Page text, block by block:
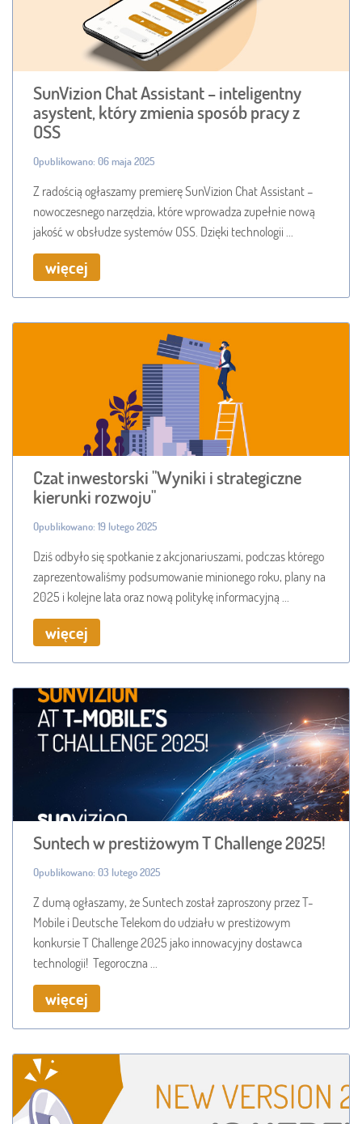
SunVizion Chat Assistant – inteligentny
asystent, który zmienia sposób pracy z
OSS
Opublikowano: 06 maja 2025
Z radością ogłaszamy premierę SunVizion Chat Assistant –
nowoczesnego narzędzia, które wprowadza zupełnie nową
jakość w obsłudze systemów OSS. Dzięki technologii ...
więcej
Czat inwestorski "Wyniki i strategiczne
kierunki rozwoju"
Opublikowano: 19 lutego 2025
Dziś odbyło się spotkanie z akcjonariuszami, podczas którego
zaprezentowaliśmy podsumowanie minionego roku, plany na
2025 i kolejne lata oraz nową politykę informacyjną ...
więcej
Suntech w prestiżowym T Challenge 2025!
Opublikowano: 03 lutego 2025
Z dumą ogłaszamy, że Suntech został zaproszony przez T-
Mobile i Deutsche Telekom do udziału w prestiżowym
konkursie T Challenge 2025 jako innowacyjny dostawca
technologii! Tegoroczna ...
więcej